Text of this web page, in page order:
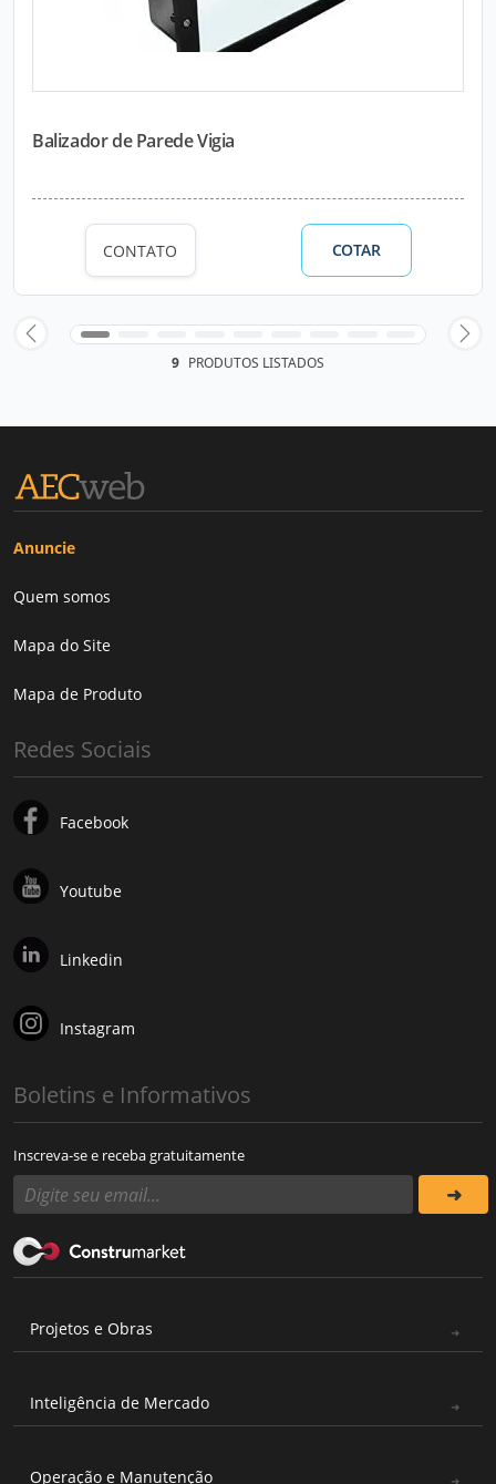
Balizador de Parede Vigia
CONTATO COTAR
9 PRODUTOS LISTADOS
Anuncie
Quem somos
Mapa do Site
Mapa de Produto
Redes Sociais
Facebook
Youtube
Linkedin
Instagram
Boletins e Informativos
Inscreva-se e receba gratuitamente
Projetos e Obras
Inteligência de Mercado
Operação e Manutenção